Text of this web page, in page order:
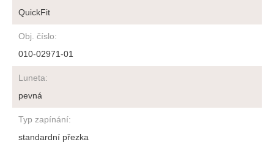
QuickFit
Obj. číslo:
010-02971-01
Luneta:
pevná
Typ zapínání:
standardní přezka